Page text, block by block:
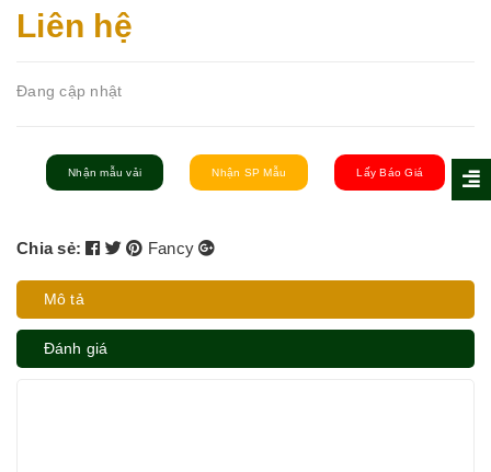
Liên hệ
Đang cập nhật
Nhận mẫu vải Nhận SP Mẫu Lấy Báo Giá
Chia sẻ: Fancy
Mô tả
Đánh giá